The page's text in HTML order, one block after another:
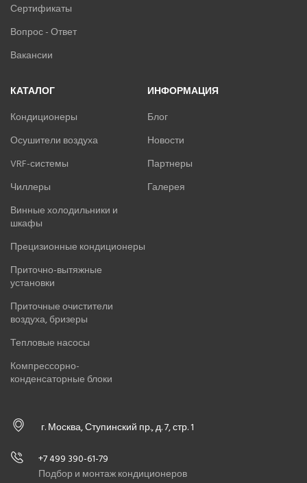
Сертификаты
Вопрос - Ответ
Вакансии
КАТАЛОГ
Кондиционеры
Осушители воздуха
VRF-системы
Чиллеры
Винные холодильники и
шкафы
Прецизионные кондиционеры
Приточно-вытяжные
установки
Приточные очистители
воздуха, бризеры
Тепловые насосы
Компрессорно-
конденсаторные блоки
ИНФОРМАЦИЯ
Блог
Новости
Партнеры
Галерея
г. Москва, Ступинский пр., д. 7, стр. 1
+7 499 390-61-79
Подбор и монтаж кондиционеров